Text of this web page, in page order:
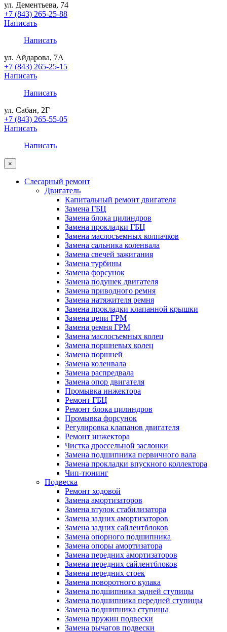
ул. Дементьева, 74
+7 (843) 265-25-88
Написать
Написать
ул. Айдарова, 7А
+7 (843) 265-25-15
Написать
Написать
ул. Сабан, 2Г
+7 (843) 265-55-05
Написать
Написать
×
Слесарный ремонт
Двигатель
Капитальный ремонт двигателя
Замена ГБЦ
Замена блока цилиндров
Замена прокладки ГБЦ
Замена маслосъемных колпачков
Замена сальника коленвала
Замена свечей зажигания
Замена турбины
Замена форсунок
Замена подушек двигателя
Замена приводного ремня
Замена натяжителя ремня
Замена прокладки клапанной крышки
Замена цепи ГРМ
Замена ремня ГРМ
Замена маслосъемных колец
Замена поршневых колец
Замена поршней
Замена коленвала
Замена распредвала
Замена опор двигателя
Промывка инжектора
Ремонт ГБЦ
Ремонт блока цилиндров
Промывка форсунок
Регулировка клапанов двигателя
Ремонт инжектора
Чистка дроссельной заслонки
Замена подшипника первичного вала
Замена прокладки впускного коллектора
Чип-тюнинг
Подвеска
Ремонт ходовой
Замена амортизаторов
Замена втулок стабилизатора
Замена задних амортизаторов
Замена задних сайлентблоков
Замена опорного подшипника
Замена опоры амортизатора
Замена передних амортизаторов
Замена передних сайлентблоков
Замена передних стоек
Замена поворотного кулака
Замена подшипника задней ступицы
Замена подшипника передней ступицы
Замена подшипника ступицы
Замена пружин подвески
Замена рычагов подвески